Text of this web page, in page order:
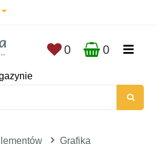
0 0
Grafika